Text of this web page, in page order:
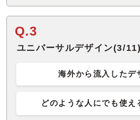
Q.3
ユニバーサルデザイン(3/11)
海外から流入したデ
どのような人にでも使え